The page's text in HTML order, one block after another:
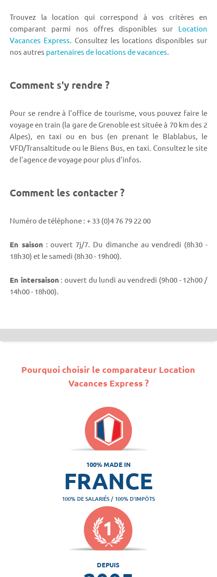
Trouvez la location qui correspond à vos critères en
comparant parmi nos offres disponibles sur Location
Vacances Express. Consultez les locations disponibles sur
nos autres partenaires de locations de vacances.
Comment s'y rendre ?
Pour se rendre à l'office de tourisme, vous pouvez faire le
voyage en train (la gare de Grenoble est située à 70 km des 2
Alpes), en taxi ou en bus (en prenant le Blablabus, le
VFD/Transaltitude ou le Biens Bus, en taxi. Consultez le site
de l'agence de voyage pour plus d'infos.
Comment les contacter ?
Numéro de téléphone : + 33 (0)4 76 79 22 00
En saison : ouvert 7j/7. Du dimanche au vendredi (8h30 -
18h30) et le samedi (8h30 - 19h00).
En intersaison : ouvert du lundi au vendredi (9h00 - 12h00 /
14h00 - 18h00).
Pourquoi choisir le comparateur Location
Vacances Express ?
100% MADE IN
FRANCE
100% DE SALARIÉS / 100% D'IMPÔTS
DEPUIS